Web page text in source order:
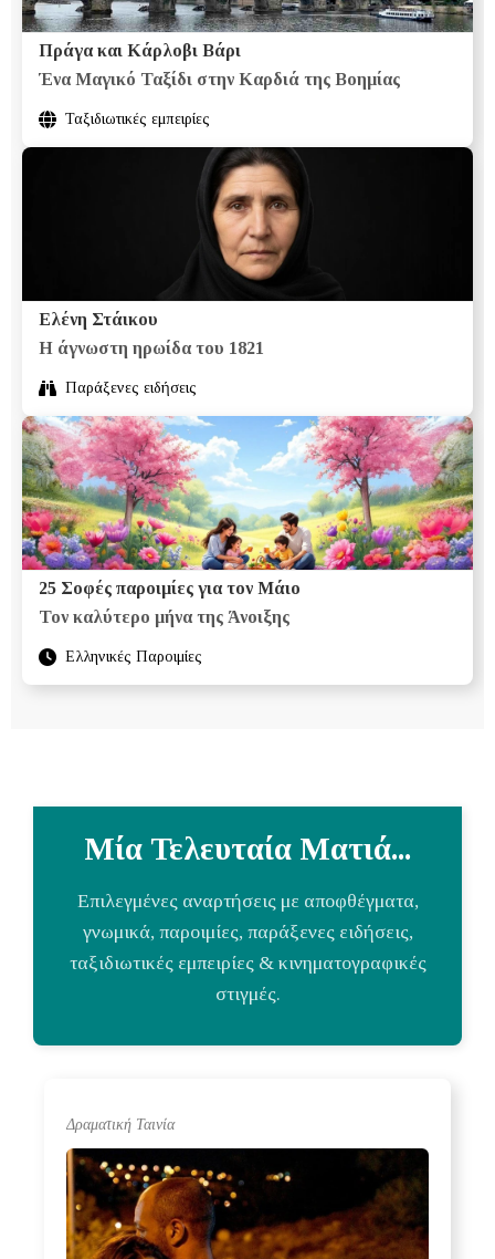
Πράγα και Κάρλοβι Βάρι
Ένα Μαγικό Ταξίδι στην Καρδιά της Βοημίας
Ταξιδιωτικές εμπειρίες
Ελένη Στάικου
Η άγνωστη ηρωίδα του 1821
Παράξενες ειδήσεις
25 Σοφές παροιμίες για τον Μάιο
Τον καλύτερο μήνα της Άνοιξης
Ελληνικές Παροιμίες
Μία Τελευταία Ματιά...
Επιλεγμένες αναρτήσεις με αποφθέγματα,
γνωμικά, παροιμίες, παράξενες ειδήσεις,
ταξιδιωτικές εμπειρίες & κινηματογραφικές
στιγμές.
Δραματική Ταινία